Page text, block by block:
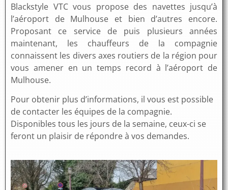
Blackstyle VTC vous propose des navettes jusqu’à
l’aéroport de Mulhouse et bien d’autres encore.
Proposant ce service de puis plusieurs années
maintenant, les chauffeurs de la compagnie
connaissent les divers axes routiers de la région pour
vous amener en un temps record à l’aéroport de
Mulhouse.
Pour obtenir plus d’informations, il vous est possible
de contacter les équipes de la compagnie.
Disponibles tous les jours de la semaine, ceux-ci se
feront un plaisir de répondre à vos demandes.